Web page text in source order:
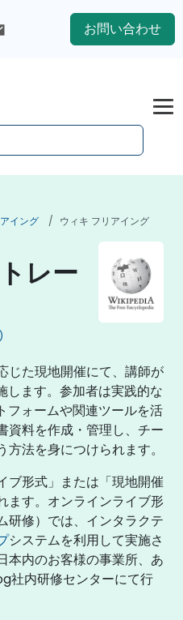
お問い合わせ
イング ウィキ フリアイング
レー
じた現地開催にて、講師が
します。参加者は実践的な
フォームや関連ツールを活
資料を作成・管理し、チー
法を身につけられます。
ブ形式」または「現地開催
ます。オンラインライブ形
研修）では、インタラクテ
システムを利用して実施さ
本内のお客様の事業所、あ
社内研修センターにて行